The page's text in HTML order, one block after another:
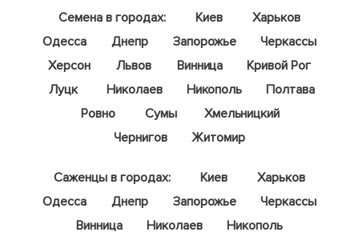
Семена в городах:
Киев
Харьков
Одесса
Днепр Запорожье
Черкассы
Херсон
Львов Винница
Кривой Рог
Луцк
Николаев Никополь
Полтава
Ровно
Сумы
Хмельницкий
Чернигов
Житомир
Саженцы в городах: Киев
Харьков
Одесса
Днепр Запорожье
Черкассы
Винница
Николаев
Никополь